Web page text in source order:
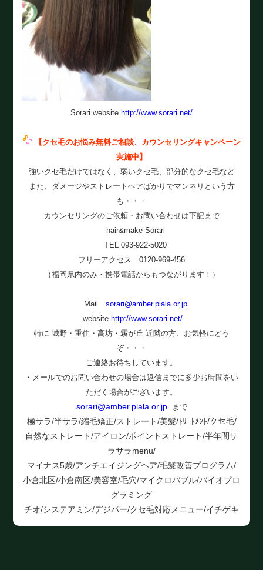
Sorari website http://www.sorari.net/
【クセ毛のお悩み無料ご相談、カウンセリングキャンペーン
実施中 】
強いクセ毛だけではなく、弱いクセ毛、部分的なクセ毛など
また、ダメージやストレートヘアばかりでマンネリという方
も・・・
カウンセリングのご依頼・お問い合わせは下記まで
hair&make Sorari
TEL 093-922-5020
フリーアクセス 0120-969-456
（福岡県内のみ・携帯電話からもつながります！）
Mail sorari@amber.plala.or.jp
website http://www.sorari.net/
特に 城野・重住・高坊・霧が丘 近隣の方、お気軽にどう
ぞ・・・
ご連絡お待ちしています。
・メールでのお問い合わせの場合は返信までに多少お時間をい
ただく場合がございます。
sorari@amber.plala.or.jp まで
極サラ/半サラ/縮毛矯正/ストレート/美髪/ﾄﾘｰﾄﾒﾝﾄ/クセ毛/
自然なストレート/アイロン/ポイントストレート/半年間サ
ラサラmenu/
マイナス5歳/アンチエイジングヘア/毛髪改善プログラム/
小倉北区/小倉南区/美容室/毛穴/マイクロバブル/バイオプロ
グラミング
チオ/システアミン/デジパー/クセ毛対応メニュー/イチゲキ